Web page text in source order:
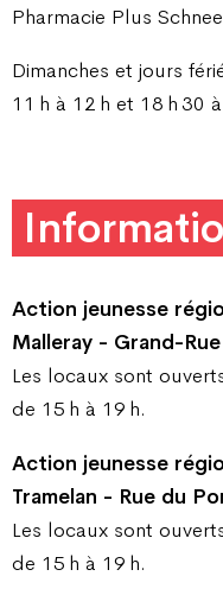
Pharmacie Plus
Dimanches et jours
11 h à 12 h et 18 h 30
Action jeunesse
Malleray - Grand-
Les locaux sont
de 15 h à 19 h.
Action jeunesse
Tramelan - Rue du
Les locaux sont
de 15 h à 19 h.